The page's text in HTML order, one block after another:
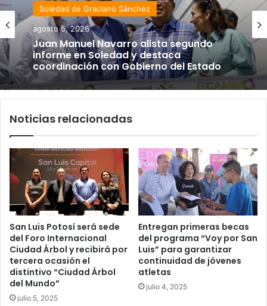
Soledad de Graciano Sánchez
agosto 5, 2026
Juan Manuel Navarro alista segundo
informe en Soledad y destaca
coordinación con Gobierno del Estado
Estado
agosto 4, 2026
Luis Mejía inicia diagnóstico en Parques
renunciar al PRI
Noticias relacionadas
San Luis Potosí será sede
del Foro Internacional
Ciudad Árbol y recibirá por
tercera ocasión el
distintivo “Ciudad Árbol
del Mundo”
julio 5, 2025
Entregan primeras becas
del programa “Voy por San
Luis” para garantizar
continuidad de jóvenes
atletas
julio 4, 2025